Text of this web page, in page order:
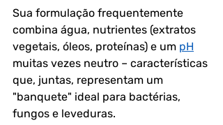
Sua formulação frequentemente
combina água, nutrientes (extratos
vegetais, óleos, proteínas) e um pH
muitas vezes neutro – características
que, juntas, representam um
"banquete" ideal para bactérias,
fungos e leveduras.